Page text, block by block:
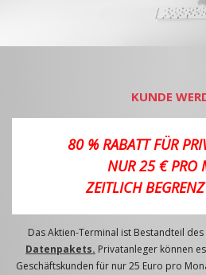
KUNDE
80 % RABATT FÜR
NUR 25 € PRO
ZEITLICH
Das Aktien-Terminal ist Bestandteil des
Datenpakets. Privatanleger können
Geschäftskunden für nur 25 Euro pro